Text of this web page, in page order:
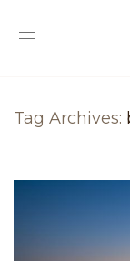
Tag Archives: